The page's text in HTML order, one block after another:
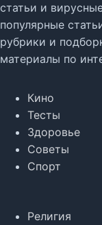
статьи и
популярные
рубрики и
материалы по
Кино
Тесты
Здоровье
Советы
Спорт
Религия